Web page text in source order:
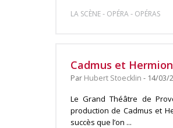
LA SCÈNE- OPÉRA- OPÉRAS
Cadmus et
Par Hubert Stoecklin - 14/03/
Le Grand Théâtre de
production de Cadmus et
succès que l’on ...